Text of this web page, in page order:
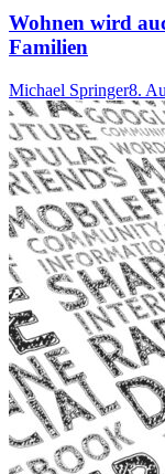
Wohnen wird
Familien
Michael Springer8.